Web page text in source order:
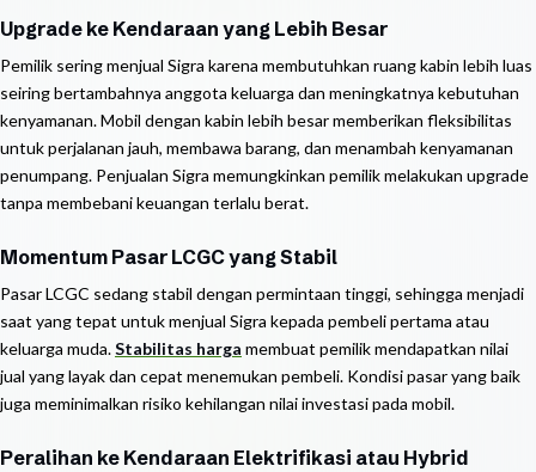
Upgrade ke Kendaraan yang Lebih Besar
Pemilik sering menjual Sigra karena membutuhkan ruang kabin lebih luas
seiring bertambahnya anggota keluarga dan meningkatnya kebutuhan
kenyamanan. Mobil dengan kabin lebih besar memberikan fleksibilitas
untuk perjalanan jauh, membawa barang, dan menambah kenyamanan
penumpang. Penjualan Sigra memungkinkan pemilik melakukan upgrade
tanpa membebani keuangan terlalu berat.
Momentum Pasar LCGC yang Stabil
Pasar LCGC sedang stabil dengan permintaan tinggi, sehingga menjadi
saat yang tepat untuk menjual Sigra kepada pembeli pertama atau
keluarga muda.Stabilitas harga membuat pemilik mendapatkan nilai
jual yang layak dan cepat menemukan pembeli. Kondisi pasar yang baik
juga meminimalkan risiko kehilangan nilai investasi pada mobil.
Peralihan ke Kendaraan Elektrifikasi atau Hybrid